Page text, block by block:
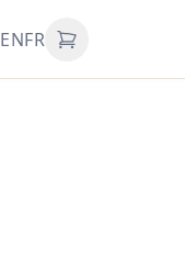
ENFR